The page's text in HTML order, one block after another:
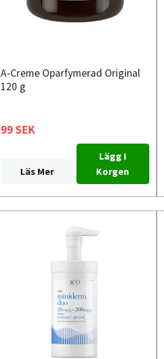
A-Creme Oparfymerad Original
120 g
99 SEK
Läs Mer
Lägg I
Korgen